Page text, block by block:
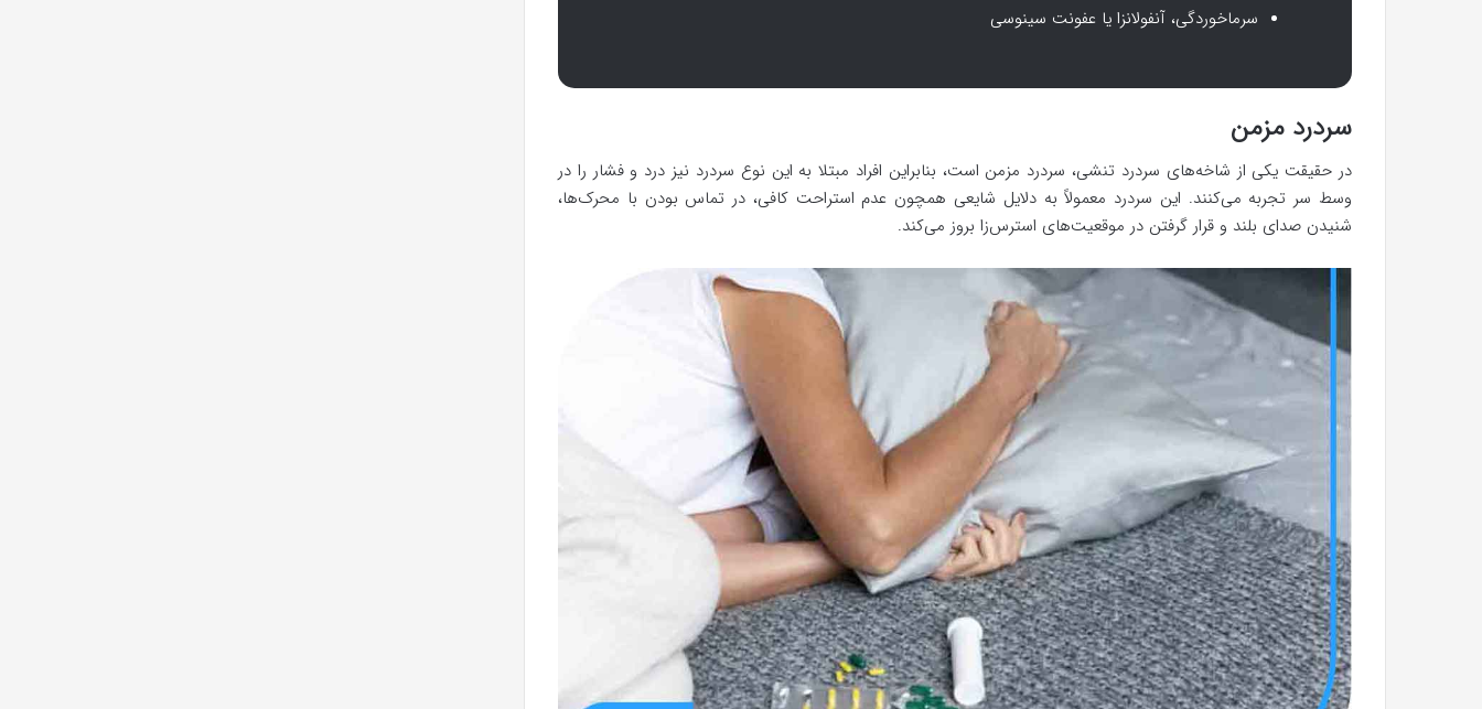
سرماخوردگی، آنفولانزا یا عفونت سینوسی
سردرد مزمن
در حقیقت یکی از شاخه‌های سردرد تنشی، سردرد مزمن است، بنابراین افراد مبتلا به این نوع سردرد نیز درد و فشار را در
وسط سر تجربه می‌کنند. این سردرد معمولاً به دلایل شایعی همچون عدم استراحت کافی، در تماس بودن با محرک‌ها،
شنیدن صدای بلند و قرار گرفتن در موقعیت‌های استرس‌زا بروز می‌کند.